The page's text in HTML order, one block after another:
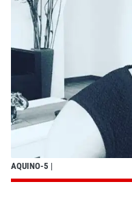
AQUINO-5 |